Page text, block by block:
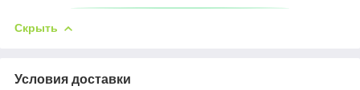
Скрыть
Условия доставки